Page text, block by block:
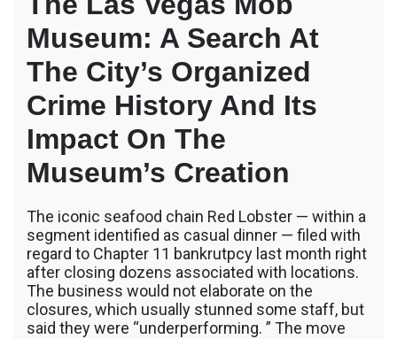
Museum: A Search At
The City’s Organized
Crime History And Its
Impact On The
Museum’s Creation
The iconic seafood chain Red Lobster — within a
segment identified as casual dinner — filed with
regard to Chapter 11 bankrutpcy last month right
after closing dozens associated with locations.
The business would not elaborate on the
closures, which usually stunned some staff, but
said they were “underperforming. ” The move